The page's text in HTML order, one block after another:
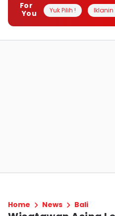
For
You
Yuk Pilih ! Iklanin
Home News Bali